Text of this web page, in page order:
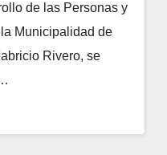
de las Personas y
Municipalidad de
Rivero, se